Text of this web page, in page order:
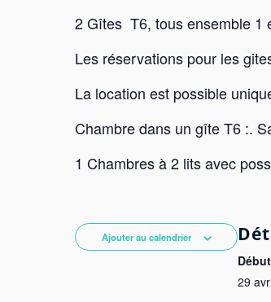
2 Gîtes T6, tous ensemble 1
Les réservations pour les
La location est possible
Chambre dans un gîte T6 :.
1 Chambres à 2 lits avec
Ajouter au calendrier
29